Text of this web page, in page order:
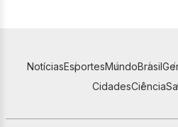
NotíciasEsportesMundoBrasil
CidadesCiência